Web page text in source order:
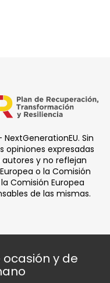
Sin
opiniones expresadas
y no reflejan
o la Comisión
Comisión Europea
de las mismas.
y de